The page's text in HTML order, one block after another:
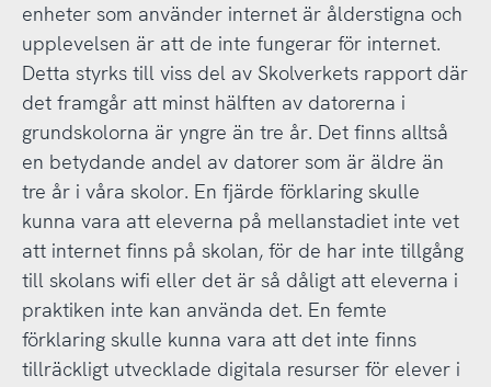
enheter som använder internet är ålderstigna och
upplevelsen är att de inte fungerar för internet.
Detta styrks till viss del av Skolverkets rapport där
det framgår att minst hälften av datorerna i
grundskolorna är yngre än tre år. Det finns alltså
en betydande andel av datorer som är äldre än
tre år i våra skolor. En fjärde förklaring skulle
kunna vara att eleverna på mellanstadiet inte vet
att internet finns på skolan, för de har inte tillgång
till skolans wifi eller det är så dåligt att eleverna i
praktiken inte kan använda det. En femte
förklaring skulle kunna vara att det inte finns
tillräckligt utvecklade digitala resurser för elever i